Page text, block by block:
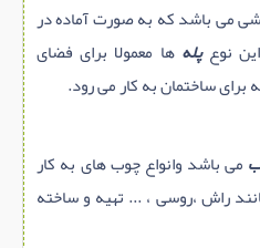
می باشد که به صورت آماده در
نوعپله ها معمولا برای فضای
برای ساختمان به کار می رود.
می باشد وانواع چوب های به کار
راش ،روسی ، ... تهیه و ساخته